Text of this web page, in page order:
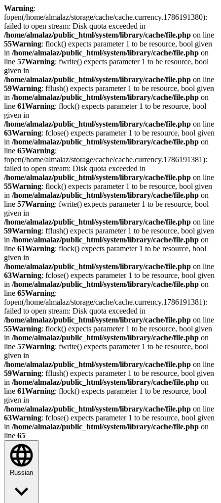
Warning:
fopen(/home/almalaz/storage/cache/cache.currency.1786191380):
failed to open stream: Disk quota exceeded in
/home/almalaz/public_html/system/library/cache/file.php on line
55Warning: flock() expects parameter 1 to be resource, bool given
in /home/almalaz/public_html/system/library/cache/file.php on
line 57Warning: fwrite() expects parameter 1 to be resource, bool
given in
/home/almalaz/public_html/system/library/cache/file.php on line
59Warning: fflush() expects parameter 1 to be resource, bool given
in /home/almalaz/public_html/system/library/cache/file.php on
line 61Warning: flock() expects parameter 1 to be resource, bool
given in
/home/almalaz/public_html/system/library/cache/file.php on line
63Warning: fclose() expects parameter 1 to be resource, bool given
in /home/almalaz/public_html/system/library/cache/file.php on
line 65Warning:
fopen(/home/almalaz/storage/cache/cache.currency.1786191381):
failed to open stream: Disk quota exceeded in
/home/almalaz/public_html/system/library/cache/file.php on line
55Warning: flock() expects parameter 1 to be resource, bool given
in /home/almalaz/public_html/system/library/cache/file.php on
line 57Warning: fwrite() expects parameter 1 to be resource, bool
given in
/home/almalaz/public_html/system/library/cache/file.php on line
59Warning: fflush() expects parameter 1 to be resource, bool given
in /home/almalaz/public_html/system/library/cache/file.php on
line 61Warning: flock() expects parameter 1 to be resource, bool
given in
/home/almalaz/public_html/system/library/cache/file.php on line
63Warning: fclose() expects parameter 1 to be resource, bool given
in /home/almalaz/public_html/system/library/cache/file.php on
line 65Warning:
fopen(/home/almalaz/storage/cache/cache.currency.1786191381):
failed to open stream: Disk quota exceeded in
/home/almalaz/public_html/system/library/cache/file.php on line
55Warning: flock() expects parameter 1 to be resource, bool given
in /home/almalaz/public_html/system/library/cache/file.php on
line 57Warning: fwrite() expects parameter 1 to be resource, bool
given in
/home/almalaz/public_html/system/library/cache/file.php on line
59Warning: fflush() expects parameter 1 to be resource, bool given
in /home/almalaz/public_html/system/library/cache/file.php on
line 61Warning: flock() expects parameter 1 to be resource, bool
given in
/home/almalaz/public_html/system/library/cache/file.php on line
63Warning: fclose() expects parameter 1 to be resource, bool given
in /home/almalaz/public_html/system/library/cache/file.php on
line 65
Russian